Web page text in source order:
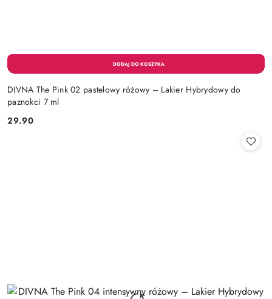
DIVNA The Pink 02 pastelowy różowy – Lakier Hybrydowy do
paznokci 7 ml
Cena:
29.90